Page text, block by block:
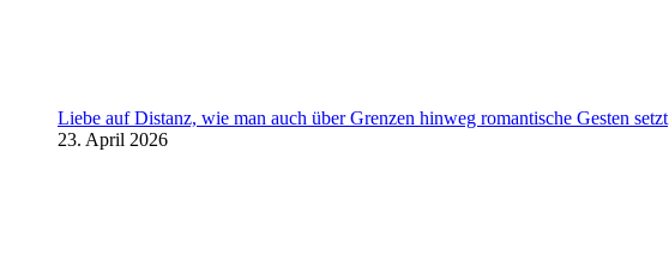
Liebe auf Distanz, wie man auch über Grenzen hinweg romantische Gesten setzt
23. April 2026